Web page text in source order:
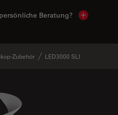
Beratung? Show
Zubehör LED3000 SLI
Logo